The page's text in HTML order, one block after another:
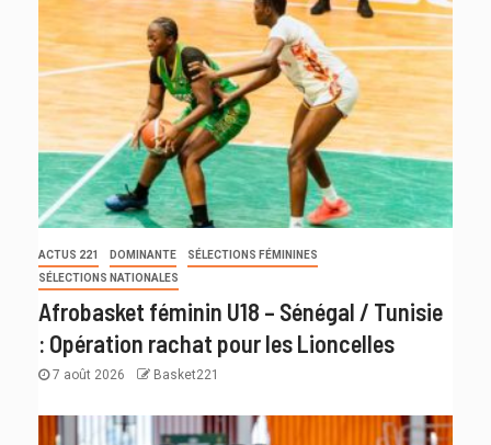
ACTUS 221 DOMINANTE
SÉLECTIONS FÉMININES
SÉLECTIONS NATIONALES
Afrobasket féminin U18 – Sénégal / Tunisie
: Opération rachat pour les Lioncelles
7 août 2026 Basket221